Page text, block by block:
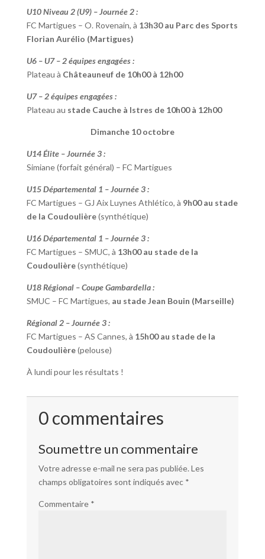
U10 Niveau 2 (U9) – Journée 2 :
FC Martigues – O. Rovenain, à 13h30 au Parc des Sports
Florian Aurélio (Martigues)
U6 – U7 – 2 équipes engagées :
Plateau à Châteauneuf de 10h00 à 12h00
U7 – 2 équipes engagées :
Plateau au stade Cauche à Istres de 10h00 à 12h00
Dimanche 10 octobre
U14 Élite – Journée 3 :
Simiane (forfait général) – FC Martigues
U15 Départemental 1 – Journée 3 :
FC Martigues – GJ Aix Luynes Athlético, à 9h00 au stade
de la Coudoulière(synthétique)
U16 Départemental 1 – Journée 3 :
FC Martigues – SMUC, à 13h00 au stade de la
Coudoulière(synthétique)
U18 Régional – Coupe Gambardella :
SMUC – FC Martigues, au stade Jean Bouin (Marseille)
Régional 2 – Journée 3 :
FC Martigues – AS Cannes, à 15h00 au stade de la
Coudoulière(pelouse)
À lundi pour les résultats !
0 commentaires
Soumettre un commentaire
Votre adresse e-mail ne sera pas publiée. Les
champs obligatoires sont indiqués avec *
Commentaire *